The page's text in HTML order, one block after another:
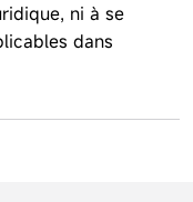
ni à se
dans